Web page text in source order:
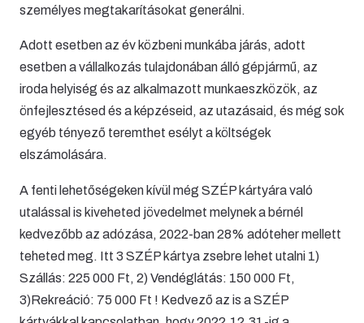
személyes megtakarításokat generálni.
Adott esetben az év közbeni munkába járás, adott
esetben a vállalkozás tulajdonában álló gépjármű, az
iroda helyiség és az alkalmazott munkaeszközök, az
önfejlesztésed és a képzéseid, az utazásaid, és még sok
egyéb tényező teremthet esélyt a költségek
elszámolására.
A fenti lehetőségeken kívül még SZÉP kártyára való
utalással is kiveheted jövedelmet melynek a bérnél
kedvezőbb az adózása, 2022-ban 28% adóteher mellett
teheted meg. Itt 3 SZÉP kártya zsebre lehet utalni 1)
Szállás: 225 000 Ft, 2) Vendéglátás: 150 000 Ft,
3)Rekreáció: 75 000 Ft ! Kedvező az is a SZÉP